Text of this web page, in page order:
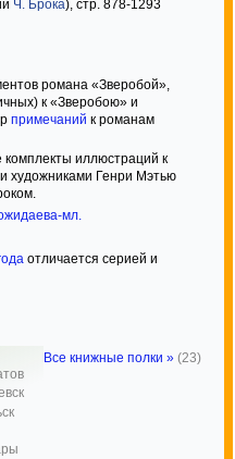
Ч. Брока), стр. 878-1293
романа «Зверобой»,
к «Зверобою» и
примечаний к романам
комплекты иллюстраций к
художниками Генри Мэтью
мл.
отличается серией и
Все книжные полки » (23)